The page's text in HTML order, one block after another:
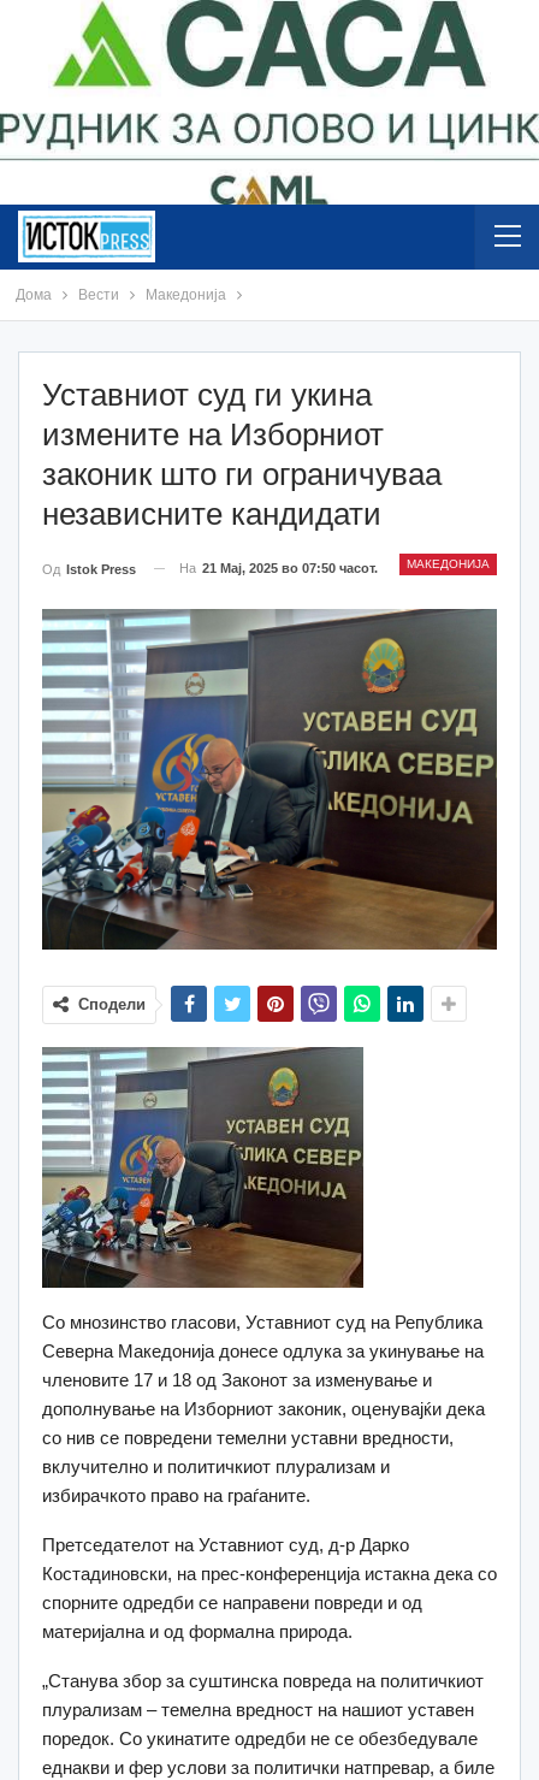
Дома Вести Македонија
Уставниот суд ги укина
измените на Изборниот
законик што ги ограничуваа
независните кандидати
МАКЕДОНИЈА
Од Istok Press На 21 Мај, 2025 во 07:50 часот.
Сподели
Со мнозинство гласови, Уставниот суд на Република
Северна Македонија донесе одлука за укинување на
членовите 17 и 18 од Законот за изменување и
дополнување на Изборниот законик, оценувајќи дека
со нив се повредени темелни уставни вредности,
вклучително и политичкиот плурализам и
избирачкото право на граѓаните.
Претседателот на Уставниот суд, д-р Дарко
Костадиновски, на прес-конференција истакна дека со
спорните одредби се направени повреди и од
материјална и од формална природа.
„Станува збор за суштинска повреда на политичкиот
плурализам – темелна вредност на нашиот уставен
поредок. Со укинатите одредби не се обезбедувале
еднакви и фер услови за политички натпревар, а биле